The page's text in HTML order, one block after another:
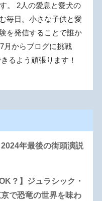
。 2人の愛息と愛犬の
毎日。小さな子供と愛
を発信することで誰か
月からブログに挑戦
るよう頑張ります！
年最後の街頭演説
？】ジュラシック・
で恐竜の世界を味わ